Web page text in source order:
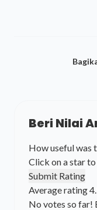
Beri Nilai
How useful was
Click on a star
Submit Rating
Average rating
No votes so far!